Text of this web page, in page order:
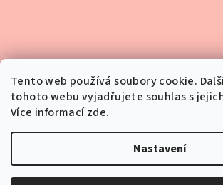
Tento web používá soubory cookie.
tohoto webu vyjadřujete souhlas s
Více informacízde.
Nastavení
Facebook